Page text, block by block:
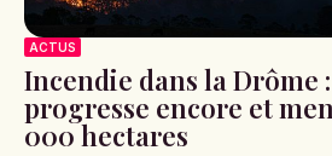
ACTUS
Incendie dans la Drôme
progresse encore et
000 hectares